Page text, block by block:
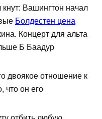
кнут: Вашингтон начал
Болдестен цена
Концерт для альта
Б Баадур
двоякое отношение к
что он его